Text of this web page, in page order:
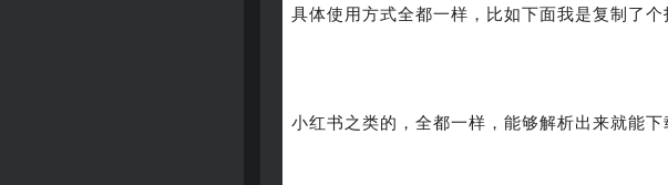
具体使用方式全都一样，比如下面我是复制了
小红书之类的，全都一样，能够解析出来就能下